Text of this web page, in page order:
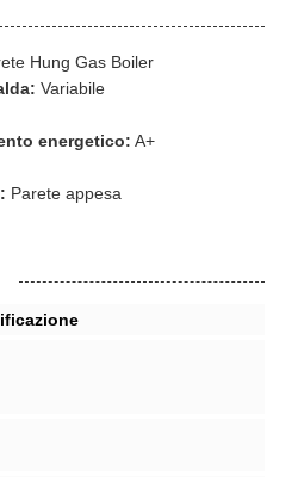
Hung Gas Boiler
Variabile
energetico: A+
Parete appesa